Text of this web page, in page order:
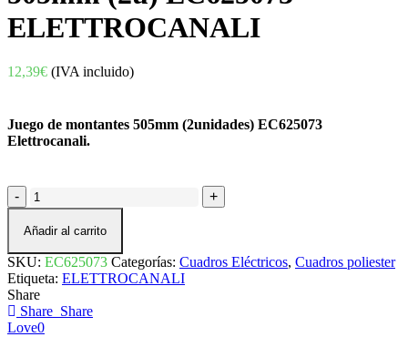
ELETTROCANALI
12,39€ (IVA incluido)
Juego de montantes 505mm (2unidades) EC625073
Elettrocanali.
JUEGO
DE
MONTANTES
(2u)
EC625073
ELETTROCANALI
cantidad
Añadir al carrito
SKU: EC625073 Categorías: Cuadros Eléctricos, Cuadros poliester
Etiqueta: ELETTROCANALI
Share
Share Share
Love0